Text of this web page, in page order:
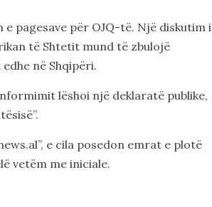
pagesave për OJQ-të. Një diskutim i
të Shtetit mund të zbulojë
në Shqipëri.
lëshoi një deklaratë publike,
e cila posedon emrat e plotë
vetëm me iniciale.